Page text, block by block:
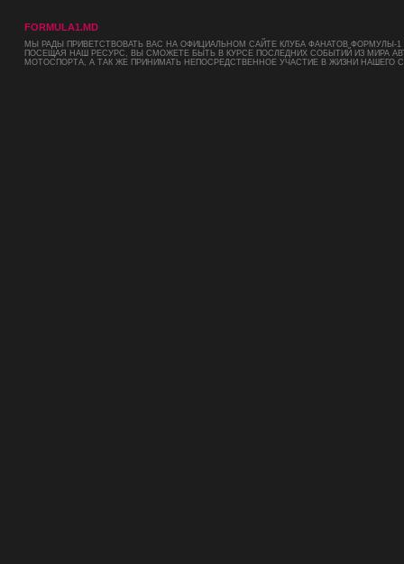
FORMULA1.MD
МЫ РАДЫ ПРИВЕТСТВОВАТЬ ВАС НА ОФИЦИАЛЬНОМ САЙТЕ КЛУБА ФАНАТОВ ФОРМУЛЫ-
ПОСЕЩАЯ НАШ РЕСУРС, ВЫ СМОЖЕТЕ БЫТЬ В КУРСЕ ПОСЛЕДНИХ СОБЫТИЙ ИЗ МИРА
МОТОСПОРТА, А ТАК ЖЕ ПРИНИМАТЬ НЕПОСРЕДСТВЕННОЕ УЧАСТИЕ В ЖИЗНИ НАШЕГО